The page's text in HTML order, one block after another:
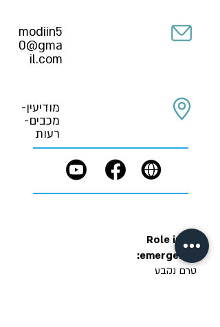
modiin5
0@gma
il.com
מודיעין-
מכבים-
רעות
Role in an
emergency:
טרם נקבע